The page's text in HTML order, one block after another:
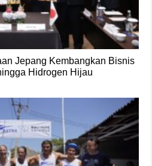
Jepang Kembangkan Bisnis
Hidrogen Hijau